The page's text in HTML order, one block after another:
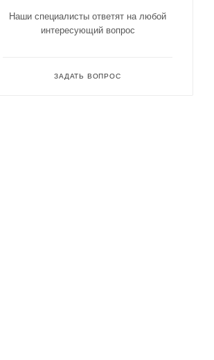
Наши специалисты ответят на любой
интересующий вопрос
ЗАДАТЬ ВОПРОС